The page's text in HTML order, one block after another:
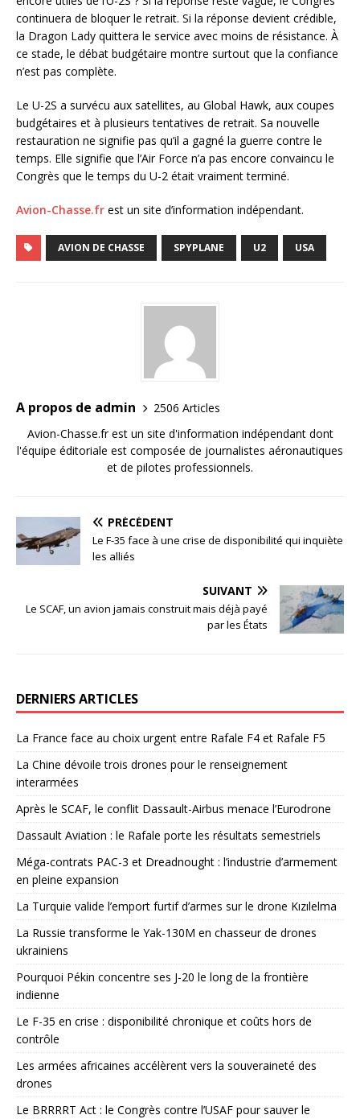
continuera de bloquer le retrait. Si la réponse devient crédible,
la Dragon Lady quittera le service avec moins de résistance. À
ce stade, le débat budgétaire montre surtout que la confiance
n’est pas complète.
Le U-2S a survécu aux satellites, au Global Hawk, aux coupes
budgétaires et à plusieurs tentatives de retrait. Sa nouvelle
restauration ne signifie pas qu’il a gagné la guerre contre le
temps. Elle signifie que l’Air Force n’a pas encore convaincu le
Congrès que le temps du U-2 était vraiment terminé.
Avion-Chasse.fr est un site d’information indépendant.
AVION DE CHASSE SPYPLANE U2 USA
A propos de admin
2506 Articles
Avion-Chasse.fr est un site d'information indépendant dont
l'équipe éditoriale est composée de journalistes aéronautiques
et de pilotes professionnels.
PRÉCÉDENT
Le F-35 face à une crise de disponibilité qui inquiète
les alliés
SUIVANT
Le SCAF, un avion jamais construit mais déjà payé
par les États
DERNIERS ARTICLES
La France face au choix urgent entre Rafale F4 et Rafale F5
La Chine dévoile trois drones pour le renseignement
interarmées
Après le SCAF, le conflit Dassault-Airbus menace l’Eurodrone
Dassault Aviation : le Rafale porte les résultats semestriels
Méga-contrats PAC-3 et Dreadnought : l’industrie d’armement
en pleine expansion
La Turquie valide l’emport furtif d’armes sur le drone Kızılelma
La Russie transforme le Yak-130M en chasseur de drones
ukrainiens
Pourquoi Pékin concentre ses J-20 le long de la frontière
indienne
Le F-35 en crise : disponibilité chronique et coûts hors de
contrôle
Les armées africaines accélèrent vers la souveraineté des
drones
Le BRRRRT Act : le Congrès contre l’USAF pour sauver le